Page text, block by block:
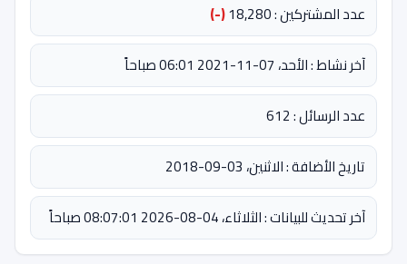
عدد المشتركين : 18,280
(-)
آخر نشاط : الأحد، 07-11-2021 06:01 صباحاً
عدد الرسائل : 612
تاريخ الأضافة : الاثنين، 03-09-2018
آخر تحديث للبيانات : الثلاثاء، 04-08-2026 08:07:01 صباحاً